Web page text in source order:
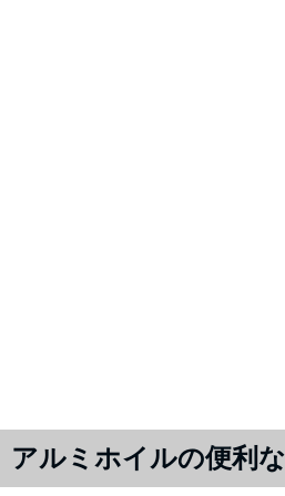
アルミホイルの便利